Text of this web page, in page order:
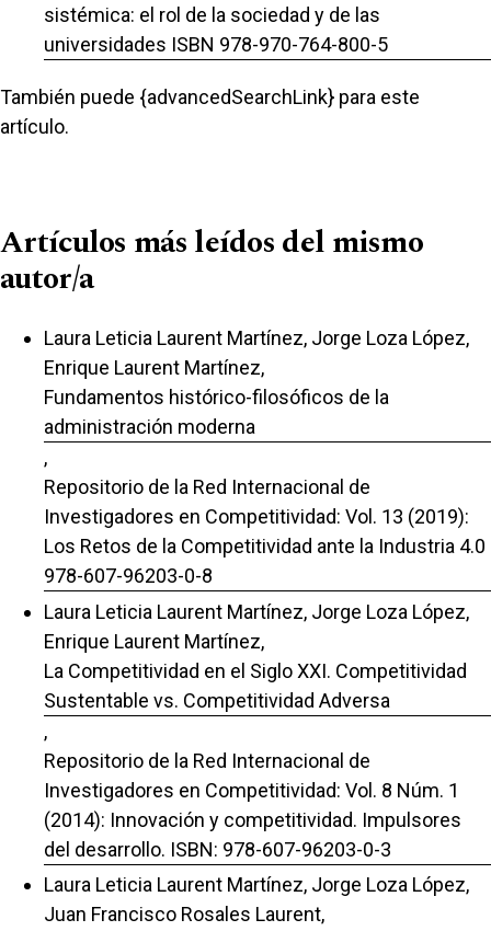
sistémica: el rol de la sociedad y de las
universidades ISBN 978-970-764-800-5
También puede {advancedSearchLink} para este
artículo.
Artículos más leídos del mismo
autor/a
Laura Leticia Laurent Martínez, Jorge Loza López,
Enrique Laurent Martínez,
Fundamentos histórico-filosóficos de la
administración moderna
,
Repositorio de la Red Internacional de
Investigadores en Competitividad: Vol. 13 (2019):
Los Retos de la Competitividad ante la Industria 4.0
978-607-96203-0-8
Laura Leticia Laurent Martínez, Jorge Loza López,
Enrique Laurent Martínez,
La Competitividad en el Siglo XXI. Competitividad
Sustentable vs. Competitividad Adversa
,
Repositorio de la Red Internacional de
Investigadores en Competitividad: Vol. 8 Núm. 1
(2014): Innovación y competitividad. Impulsores
del desarrollo. ISBN: 978-607-96203-0-3
Laura Leticia Laurent Martínez, Jorge Loza López,
Juan Francisco Rosales Laurent,